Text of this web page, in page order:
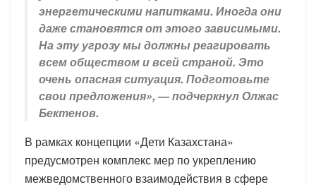
энергетическими напитками. Иногда они
даже становятся от этого зависимыми.
На эту угрозу мы должны реагировать
всем обществом и всей страной. Это
очень опасная ситуация. Подготовьте
свои предложения», — подчеркнул Олжас
Бектенов.
В рамках концепции «Дети Казахстана»
предусмотрен комплекс мер по укреплению
межведомственного взаимодействия в сфере